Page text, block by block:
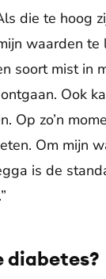
die te hoog
waarden
soort mist in
Ook
Op zo’n
Om mijn
is de
diabetes?